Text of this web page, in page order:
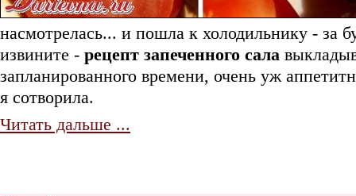
насмотрелась... и пошла к холодильнику - за
извините - рецепт запеченного сала
запланированного времени, очень уж
я сотворила.
Читать дальше ...